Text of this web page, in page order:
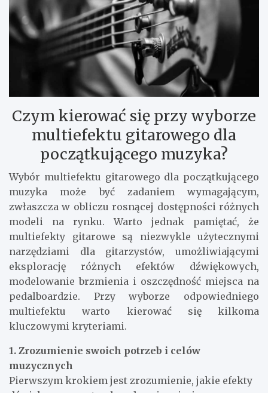
Czym kierować się przy wyborze
multiefektu gitarowego dla
początkującego muzyka?
Wybór multiefektu gitarowego dla początkującego
muzyka może być zadaniem wymagającym,
zwłaszcza w obliczu rosnącej dostępności różnych
modeli na rynku. Warto jednak pamiętać, że
multiefekty gitarowe są niezwykle użytecznymi
narzędziami dla gitarzystów, umożliwiającymi
eksplorację różnych efektów dźwiękowych,
modelowanie brzmienia i oszczędność miejsca na
pedalboardzie. Przy wyborze odpowiedniego
multiefektu warto kierować się kilkoma
kluczowymi kryteriami.
1. Zrozumienie swoich potrzeb i celów
muzycznych
Pierwszym krokiem jest zrozumienie, jakie efekty